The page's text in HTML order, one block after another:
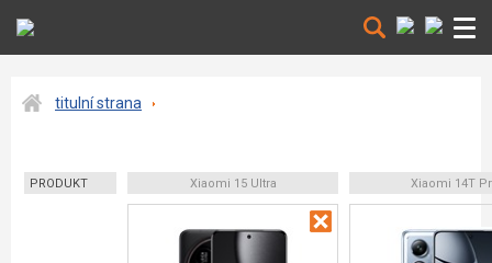
titulní strana
PRODUKT Xiaomi 15 Ultra Xiaomi 14T